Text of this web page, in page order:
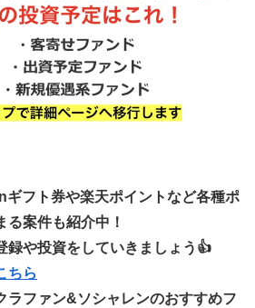
フト券や楽天ポイントなど各種ポ
る案件も紹介中！
録や投資をしていきましょう👍
ちら
ラファン&ソシャレンのおすすめフ